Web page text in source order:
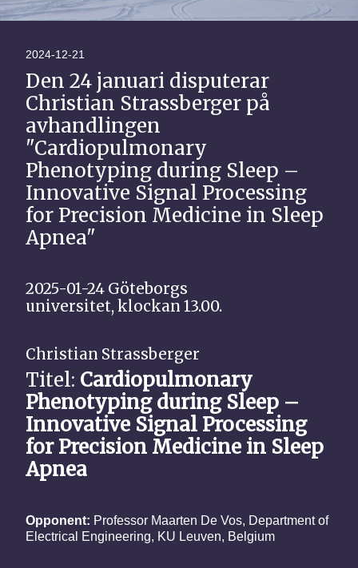
2024-12-21
Den 24 januari disputerar
Christian Strassberger på
avhandlingen
"Cardiopulmonary
Phenotyping during Sleep –
Innovative Signal Processing
for Precision Medicine in Sleep
Apnea"
2025-01-24 Göteborgs
universitet, klockan 13.00.
Christian Strassberger
Titel: Cardiopulmonary
Phenotyping during Sleep –
Innovative Signal Processing
for Precision Medicine in Sleep
Apnea
Opponent: Professor Maarten De Vos, Department of
Electrical Engineering, KU Leuven, Belgium